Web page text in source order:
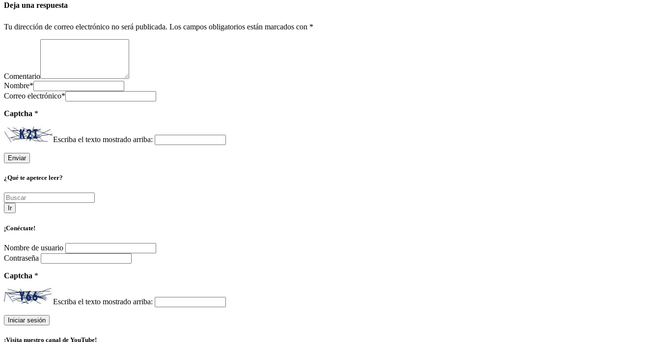
Deja una respuesta
Tu dirección de correo electrónico no será publicada. Los campos obligatorios están marcados con *
Comentario
Nombre*
Correo electrónico*
Captcha *
Escriba el texto mostrado arriba:
¿Qué te apetece leer?
Ir
¡Conéctate!
Nombre de usuario
Contraseña
Captcha *
Escriba el texto mostrado arriba:
¡Visita nuestro canal de YouTube!